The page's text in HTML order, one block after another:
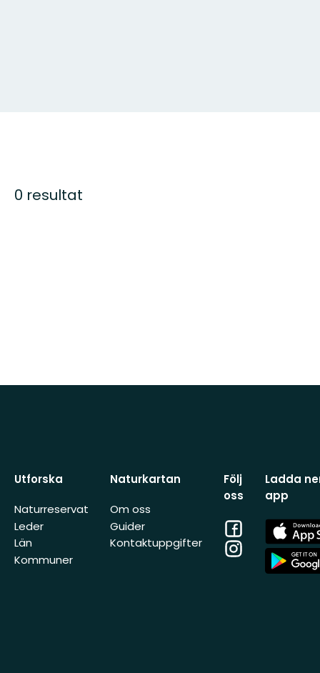
0 resultat
Utforska
Naturreservat
Leder
Län
Kommuner
Naturkartan
Om oss
Guider
Kontaktuppgifter
Följ
oss
Facebook
Instagram
Ladda
app
App
Store
App
Store